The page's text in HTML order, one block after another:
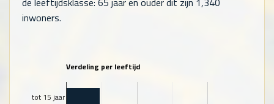
inwoners.
Verdeling per leeftijd
tot 15 jaar